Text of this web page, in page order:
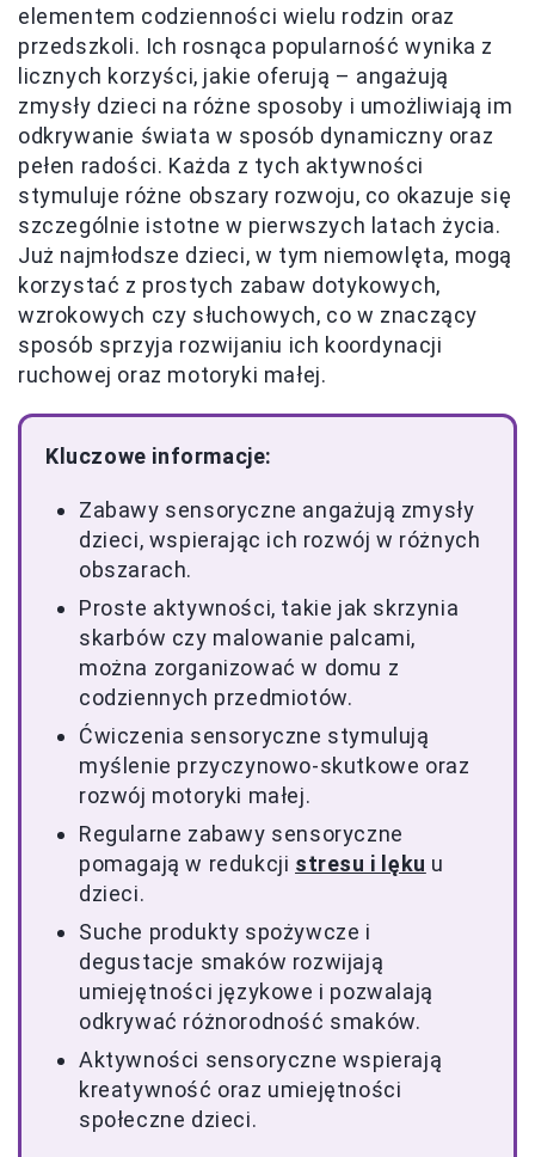
elementem codzienności wielu rodzin oraz
przedszkoli. Ich rosnąca popularność wynika z
licznych korzyści, jakie oferują – angażują
zmysły dzieci na różne sposoby i umożliwiają im
odkrywanie świata w sposób dynamiczny oraz
pełen radości. Każda z tych aktywności
stymuluje różne obszary rozwoju, co okazuje się
szczególnie istotne w pierwszych latach życia.
Już najmłodsze dzieci, w tym niemowlęta, mogą
korzystać z prostych zabaw dotykowych,
wzrokowych czy słuchowych, co w znaczący
sposób sprzyja rozwijaniu ich koordynacji
ruchowej oraz motoryki małej.
Kluczowe informacje:
Zabawy sensoryczne angażują zmysły
dzieci, wspierając ich rozwój w różnych
obszarach.
Proste aktywności, takie jak skrzynia
skarbów czy malowanie palcami,
można zorganizować w domu z
codziennych przedmiotów.
Ćwiczenia sensoryczne stymulują
myślenie przyczynowo-skutkowe oraz
rozwój motoryki małej.
Regularne zabawy sensoryczne
pomagają w redukcji stresu i lęku u
dzieci.
Suche produkty spożywcze i
degustacje smaków rozwijają
umiejętności językowe i pozwalają
odkrywać różnorodność smaków.
Aktywności sensoryczne wspierają
kreatywność oraz umiejętności
społeczne dzieci.